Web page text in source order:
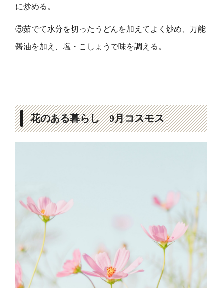
に炒める。
⑤茹でて水分を切ったうどんを加えてよく炒め、万能
醤油を加え、塩・こしょうで味を調える。
花のある暮らし 9月コスモス